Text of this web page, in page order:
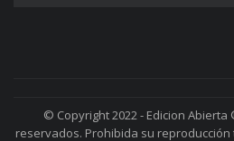
© Copyright 2022 - Edicion
reservados. Prohibida su reproducción